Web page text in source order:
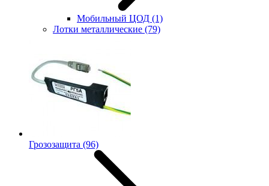
Мобильный ЦОД (1)
Лотки металлические (79)
Грозозащита (96)